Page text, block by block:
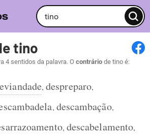
tino
4 sentidos da palavra. O contrário de tino é:
, despreparo,
, descambação,
, descabelamento,